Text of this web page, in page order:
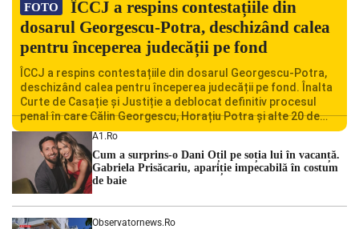
FOTO
ÎCCJ a respins contestațiile din
dosarul Georgescu-Potra, deschizând calea
pentru începerea judecății pe fond
ÎCCJ a respins contestațiile din dosarul Georgescu-Potra,
deschizând calea pentru începerea judecății pe fond. Înalta
Curte de Casație și Justiție a deblocat definitiv procesul
penal în care Călin Georgescu, Horațiu Potra și alte 20 de
persoane sunt acuzați de acțiuni îndreptate împotriva
ordinii constituționale. În ședința din camera preliminară,
judecătorii de la instanța supremă au […]
A1.ro
Cum a surprins-o Dani Oțil pe soția lui în vacanță.
Gabriela Prisăcariu, apariție impecabilă în costum
de baie
Observatornews.ro